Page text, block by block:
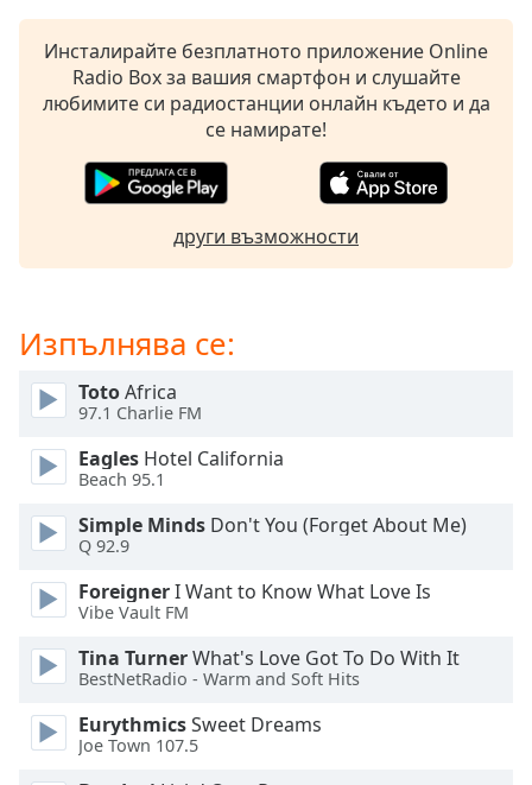
subtitles
settings
opens
subtitles
settings
subtitles
Audio
Picture-
in-
Fullscreen
This
window.
Beginning
window.
Escape
cancel
Инсталирайте безплатното приложение Online
Radio Box за вашия смартфон и слушайте
любимите си радиостанции онлайн където и да
се намирате!
други възможности
Изпълнява се:
TotoAfrica
97.1 Charlie FM
Eagles Hotel California
Beach 95.1
Simple Minds Don't You (Forget About Me)
Q 92.9
ForeignerI Want to Know What Love Is
Vibe Vault FM
Tina TurnerWhat's Love Got To Do With It
BestNetRadio - Warm and Soft Hits
EurythmicsSweet Dreams
Joe Town 107.5